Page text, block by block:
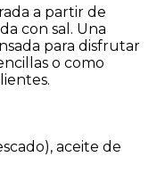
a partir de
con sal. Una
para disfrutar
o como
aceite de